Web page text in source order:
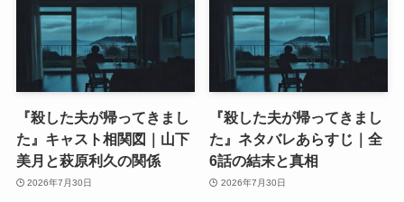
『殺した夫が帰ってきまし
た』キャスト相関図｜山下
美月と萩原利久の関係
2026年7月30日
『殺した夫が帰ってきまし
た』ネタバレあらすじ｜全
6話の結末と真相
2026年7月30日